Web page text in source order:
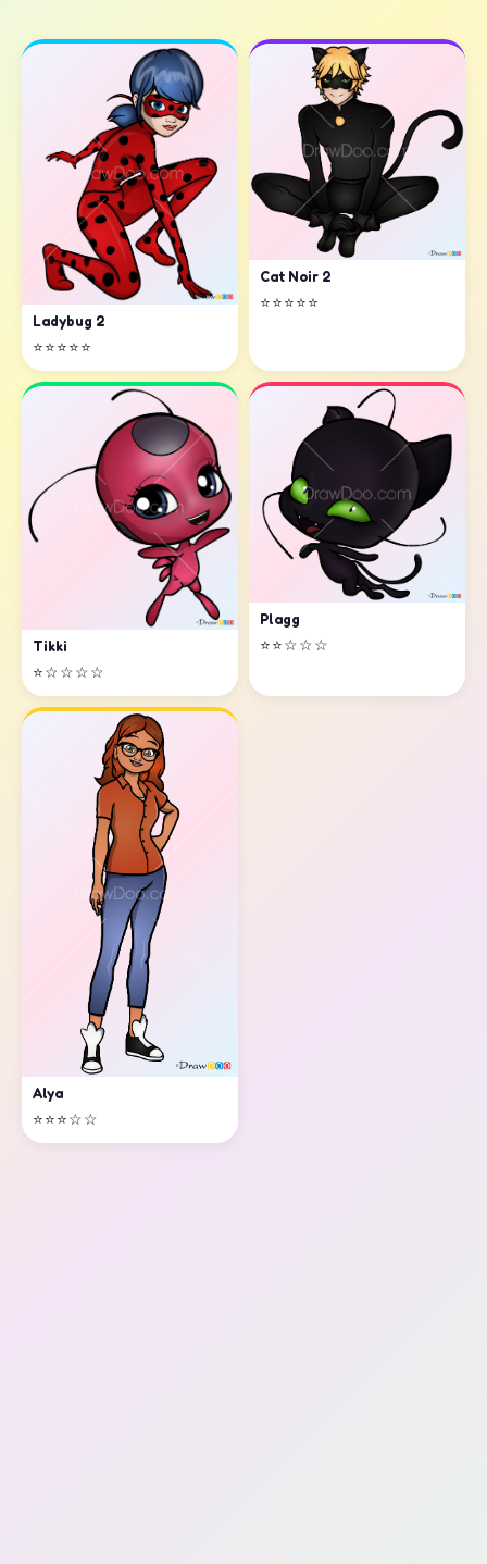
Ladybug 2
⭐⭐⭐⭐⭐
Cat Noir 2
⭐⭐⭐⭐⭐
Tikki
⭐☆☆☆☆
Plagg
⭐⭐☆☆☆
Alya
⭐⭐⭐☆☆